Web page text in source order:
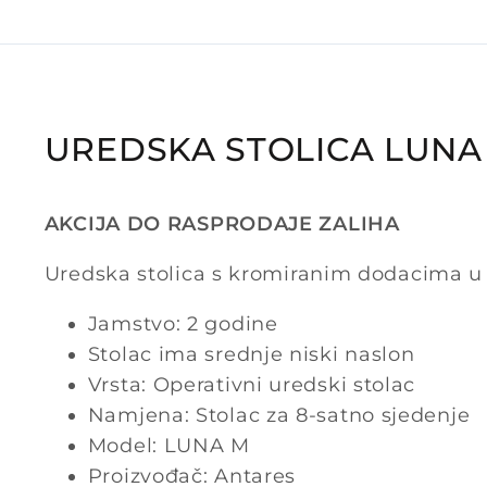
UREDSKA STOLICA
AKCIJA DO RASPRODAJE ZALIHA
Uredska stolica s kromiranim dodacima u
Jamstvo: 2 godine
Stolac ima srednje niski naslon
Vrsta: Operativni uredski stolac
Namjena: Stolac za 8-satno sjedenje
Model: LUNA M
Proizvođač: Antares